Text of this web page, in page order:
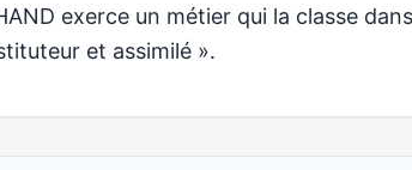
exerce un métier qui la classe
et assimilé ».